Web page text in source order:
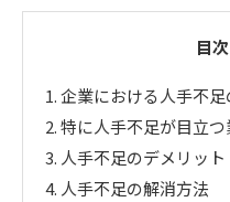
目次
1.企業における人手不
2.特に人手不足が目立
3. 人手不足のデメリッ
4. 人手不足の解消方法